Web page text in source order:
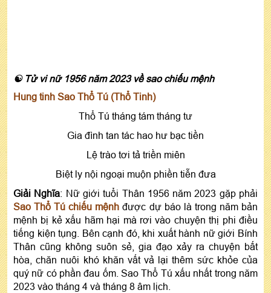
☯ Tử vi nữ 1956 năm 2023 về sao chiếu mệnh
Hung tinh Sao Thổ Tú (Thổ Tinh)
Thổ Tú tháng tám tháng tư
Gia đình tan tác hao hư bạc tiền
Lệ trào tơi tả triền miên
Biệt ly nội ngoại muộn phiền tiễn đưa
Giải Nghĩa: Nữ giới tuổi Thân 1956 năm 2023 gặp phải
Sao Thổ Tú chiếu mệnh được dự báo là trong năm bản
mệnh bị kẻ xấu hãm hại mà rơi vào chuyện thị phi điều
tiếng kiện tụng. Bên cạnh đó, khi xuất hành nữ giới Bính
Thân cũng không suôn sẻ, gia đạo xảy ra chuyện bất
hòa, chăn nuôi khó khăn vất vả lại thêm sức khỏe của
quý nữ có phần đau ốm. Sao Thổ Tú xấu nhất trong năm
2023 vào tháng 4 và tháng 8 âm lịch.